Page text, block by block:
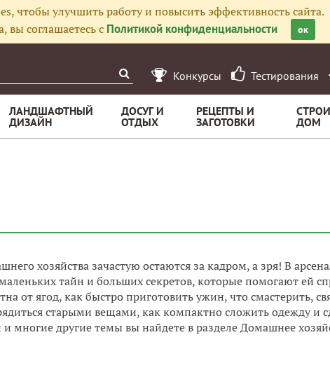
чтобы улучшить работу и повысить эффективность сайта.
вы соглашаетесь с Политикой конфиденциальности ок
Конкурсы Тестирования
ЛАНДШАФТНЫЙ
ДИЗАЙН
ДОСУГ И
ОТДЫХ
РЕЦЕПТЫ И
ЗАГОТОВКИ
ДОМ
хозяйства зачастую остаются за кадром, а зря! В
тайн и больших секретов, которые помогают ей
от ягод, как быстро приготовить ужин, что смастерить,
старыми вещами, как компактно сложить одежду и
многие другие темы вы найдете в разделе Домашнее